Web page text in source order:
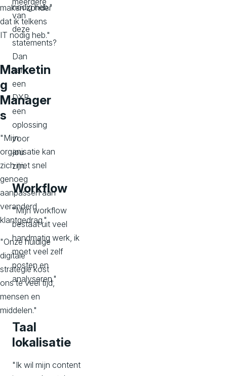
maken zonder
dat ik telkens
IT nodig heb."
Marketin
g
Manager
s
"Mijn
organisatie kan
zich niet snel
genoeg
aanpassen aan
veranderd
klantgedrag."
"Onze huidige
digitale
strategie kost
ons te veel tijd,
mensen en
middelen."
van
deze
statements?
Dan
kan
een
DXP
een
oplossing
voor
jou
zijn.
Workflow
"Mijn workflow
bestaat uit veel
handmatig werk, ik
moet veel zelf
posten en
analyseren."
Taal
lokalisatie
"Ik wil mijn content
nodig heb."